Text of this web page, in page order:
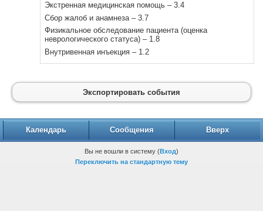
Экстренная медицинская помощь – 3.4
Сбор жалоб и анамнеза – 3.7
Физикальное обследование пациента (оценка
неврологического статуса) – 1.8
Внутривенная инъекция – 1.2
Экспортировать события
Календарь Сообщения Вверх
Вы не вошли в систему (Вход)
Переключить на стандартную тему